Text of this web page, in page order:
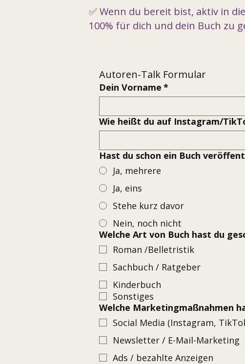
✅ Wenn du bereit bist, aktiv in die
100% für dich und dein Buch zu
Autoren-Talk Formular
Dein Vorname *
Wie heißt du auf Instagram/
Hast du schon ein Buch
Ja, mehrere
Ja, eins
Stehe kurz davor
Nein, noch nicht
Welche Art von Buch hast du
Roman /Belletristik
Sachbuch / Ratgeber
Kinderbuch
Sonstiges
Welche Marketingmaßnahmen
Social Media (Instagram,
Newsletter / E-Mail-Marketing
Ads / bezahlte Anzeigen